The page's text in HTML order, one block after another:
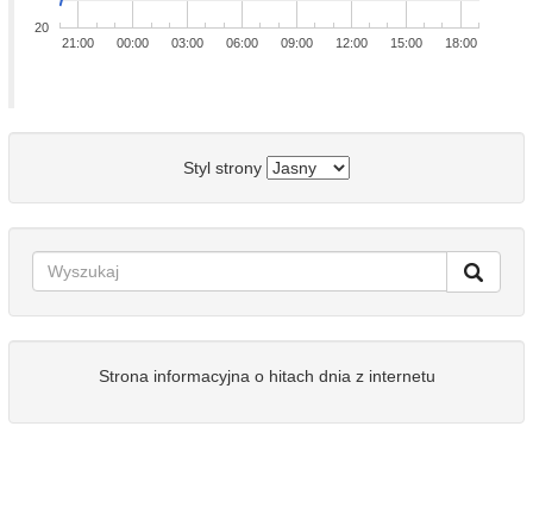
21:00 00:00 03:00 06:00 09:00 12:00 15:00 18:00
20
Styl strony
Strona informacyjna o hitach dnia z internetu